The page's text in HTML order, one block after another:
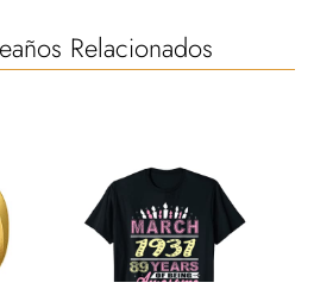
Relacionados